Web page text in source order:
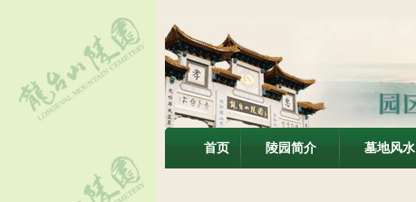
首页 陵园简介 墓地风水